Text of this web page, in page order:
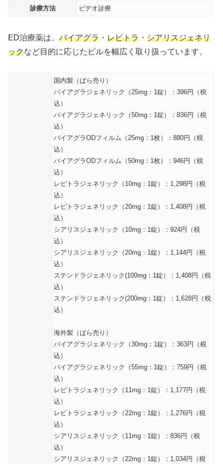
診療方法 ビデオ診療
ED治療薬は、 バイアグラ ・ レビトラ ・ シアリスジェネリ
ックなど目的に応じたピルを幅広く取り扱っています。
国内製（ばら売り）
バイアグラジェネリック（25mg：1錠）：396円（税
込）
バイアグラジェネリック（50mg：1錠）：836円（税
込）
バイアグラODフィルム（25mg：1枚）：880円（税
込）
バイアグラODフィルム（50mg：1枚）：946円（税
込）
レビトラジェネリック（10mg：1錠）：1,298円（税
込）
レビトラジェネリック（20mg：1錠）：1,408円（税
込）
シアリスジェネリック（10mg：1錠）：924円（税
込）
シアリスジェネリック（20mg：1錠）：1,144円（税
込）
ステンドラジェネリック(100mg：1錠）：1,408円（税
込）
ステンドラジェネリック(200mg：1錠）：1,628円（税
込）
海外製（ばら売り）
バイアグラジェネリック（30mg：1錠）：363円（税
込）
バイアグラジェネリック（55mg：1錠）：759円（税
込）
レビトラジェネリック（11mg：1錠）：1,177円（税
込）
レビトラジェネリック（22mg：1錠）：1,276円（税
込）
シアリスジェネリック（11mg：1錠）：836円（税
込）
シアリスジェネリック（22mg：1錠）：1,034円（税